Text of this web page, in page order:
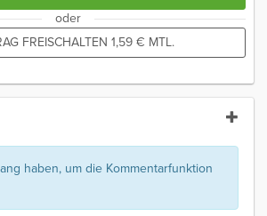
oder
FREISCHALTEN 1,59 € MTL.
haben, um die Kommentarfunktion